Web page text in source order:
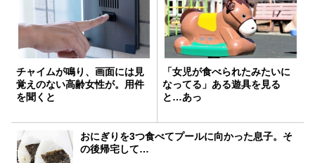
チャイムが鳴り、画面には見
覚えのない高齢女性が。用件
を聞くと
「女児が食べられたみたいに
なってる」ある遊具を見る
と…あっ
おにぎりを3つ食べてプールに向かった息子。そ
の後帰宅して…